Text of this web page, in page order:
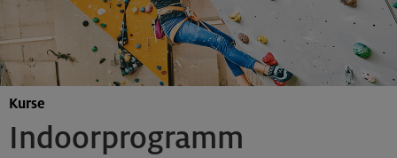
Indoorprogramm
Kurse